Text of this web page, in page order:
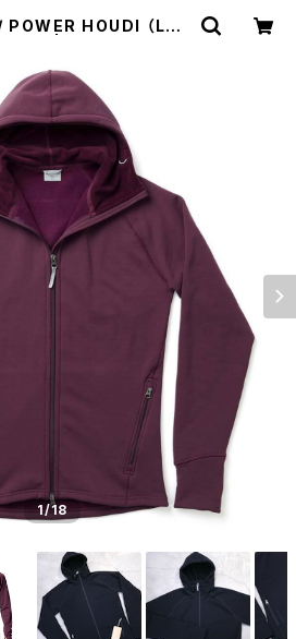
HOUDI （LAS
1/18